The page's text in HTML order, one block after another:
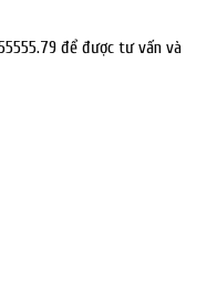
để được tư vấn và